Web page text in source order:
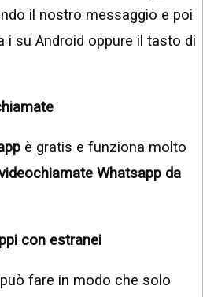
il nostro messaggio e poi
i su Android oppure il tasto di
è gratis e funziona molto
Whatsapp da
con estranei
fare in modo che solo